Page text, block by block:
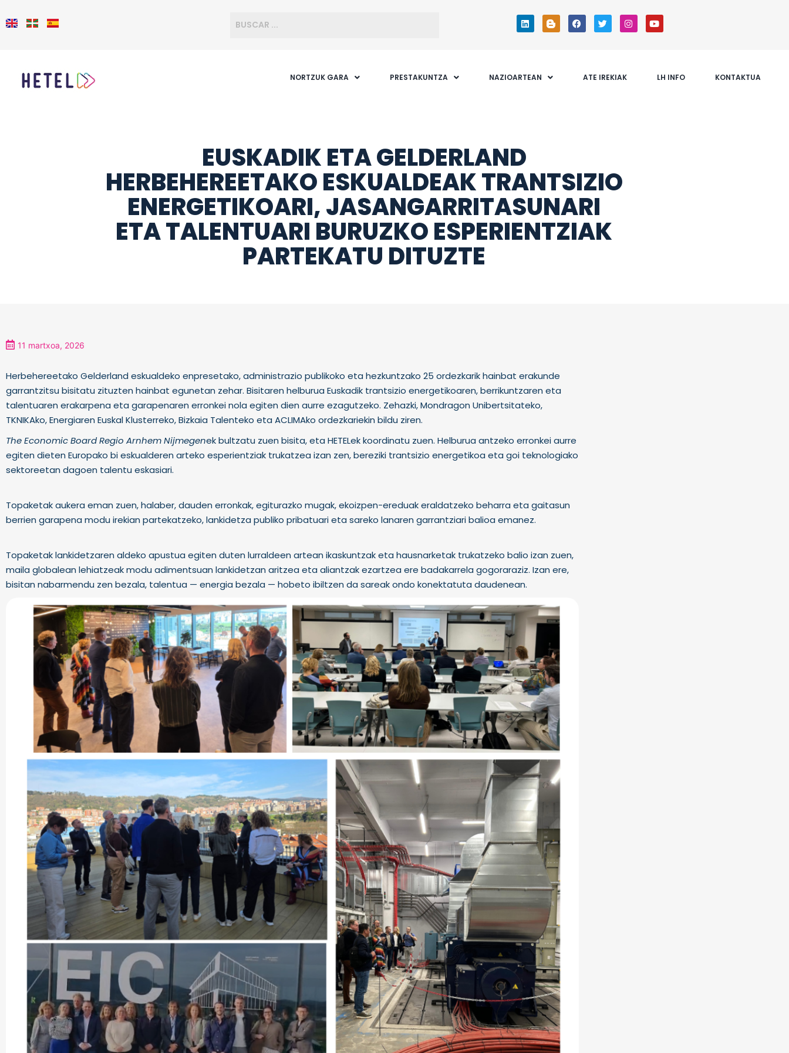
NORTZUK GARA PRESTAKUNTZA NAZIOARTEAN ATE IREKIAK LH INFO KONTAKTUA
EUSKADIK ETA GELDERLAND
HERBEHEREETAKO ESKUALDEAK TRANTSIZIO
ENERGETIKOARI, JASANGARRITASUNARI
ETA TALENTUARI BURUZKO ESPERIENTZIAK
PARTEKATU DITUZTE
11 martxoa, 2026
Herbehereetako Gelderland eskualdeko enpresetako, administrazio publikoko eta hezkuntzako 25 ordezkarik hainbat erakunde
garrantzitsu bisitatu zituzten hainbat egunetan zehar. Bisitaren helburua Euskadik trantsizio energetikoaren, berrikuntzaren eta
talentuaren erakarpena eta garapenaren erronkei nola egiten dien aurre ezagutzeko. Zehazki, Mondragon Unibertsitateko,
TKNIKAko, Energiaren Euskal Klusterreko, Bizkaia Talenteko eta ACLIMAko ordezkariekin bildu ziren.
The Economic Board Regio Arnhem Nijmegenek bultzatu zuen bisita, eta HETELek koordinatu zuen. Helburua antzeko erronkei aurre
egiten dieten Europako bi eskualderen arteko esperientziak trukatzea izan zen, bereziki trantsizio energetikoa eta goi teknologiako
sektoreetan dagoen talentu eskasiari.
Topaketak aukera eman zuen, halaber, dauden erronkak, egiturazko mugak, ekoizpen-ereduak eraldatzeko beharra eta gaitasun
berrien garapena modu irekian partekatzeko, lankidetza publiko pribatuari eta sareko lanaren garrantziari balioa emanez.
Topaketak lankidetzaren aldeko apustua egiten duten lurraldeen artean ikaskuntzak eta hausnarketak trukatzeko balio izan zuen,
maila globalean lehiatzeak modu adimentsuan lankidetzan aritzea eta aliantzak ezartzea ere badakarrela gogoraraziz. Izan ere,
bisitan nabarmendu zen bezala, talentua — energia bezala — hobeto ibiltzen da sareak ondo konektatuta daudenean.